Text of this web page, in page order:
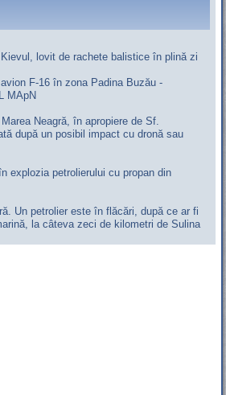
lovit de rachete balistice în plină zi
F‑16 în zona Padina Buzău -
MApN
Neagră, în apropiere de Sf.
după un posibil impact cu dronă sau
explozia petrolierului cu propan din
Un petrolier este în flăcări, după ce ar fi
la câteva zeci de kilometri de Sulina